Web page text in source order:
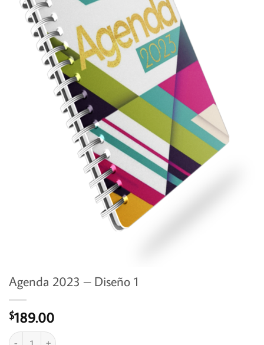
Agenda 2023 – Diseño 1
$189.00
Agenda 2023 - Diseño 1 cantidad